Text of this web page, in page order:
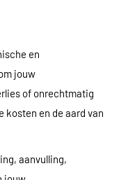
en
jouw
of onrechtmatig
kosten en de aard van
aanvulling,